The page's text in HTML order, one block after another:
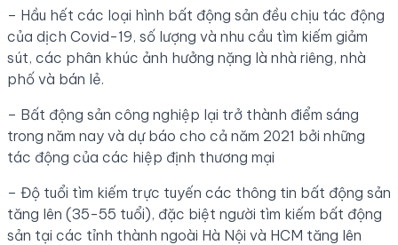
– Hầu hết các loại hình bất động sản đều chịu tác động
của dịch Covid-19, số lượng và nhu cầu tìm kiếm giảm
sút, các phân khúc ảnh hưởng nặng là nhà riêng, nhà
phố và bán lẻ.
– Bất động sản công nghiệp lại trở thành điểm sáng
trong năm nay và dự báo cho cả năm 2021 bởi những
tác động của các hiệp định thương mại
– Độ tuổi tìm kiếm trực tuyến các thông tin bất động sản
tăng lên (35-55 tuổi), đặc biệt người tìm kiếm bất động
sản tại các tỉnh thành ngoài Hà Nội và HCM tăng lên